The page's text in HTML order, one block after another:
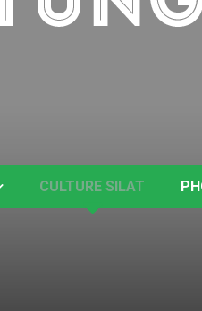
CULTURE SILAT